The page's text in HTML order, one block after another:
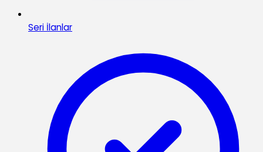
Seri İlanlar